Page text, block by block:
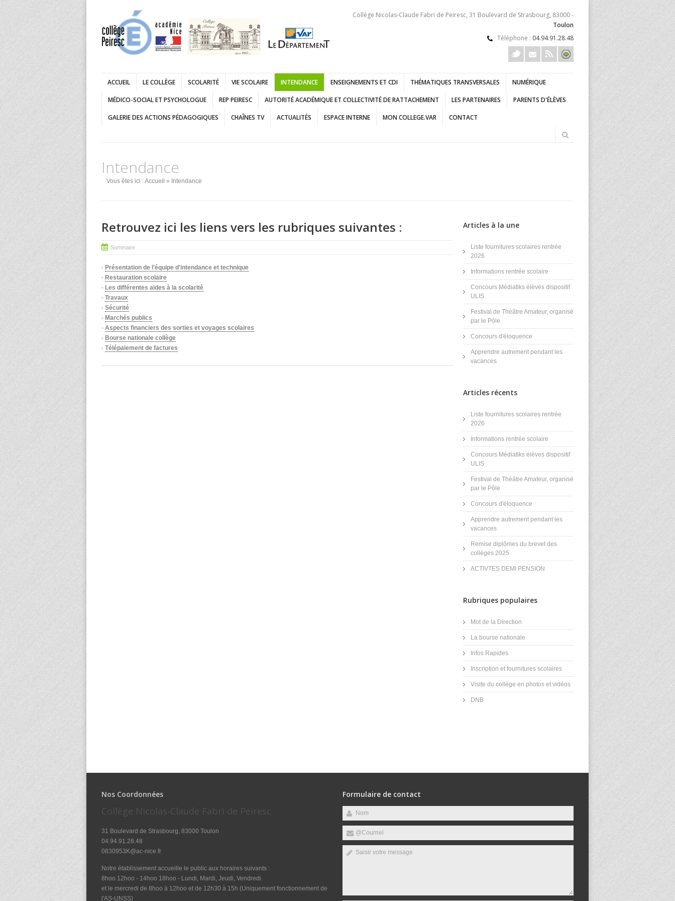
Collège Nicolas-Claude Fabri de Peiresc, 31 Boulevard de Strasbourg, 83000 -
Toulon
Téléphone : 04.94.91.28.48
ACCUEIL LE COLLÈGE SCOLARITÉ VIE SCOLAIRE INTENDANCE ENSEIGNEMENTS ET CDI THÉMATIQUES TRANSVERSALES NUMÉRIQUE
MÉDICO-SOCIAL ET PSYCHOLOGUE REP PEIRESC AUTORITÉ ACADÉMIQUE ET COLLECTIVITÉ DE RATTACHEMENT LES PARTENAIRES PARENTS D'ÉLÈVES
GALERIE DES ACTIONS PÉDAGOGIQUES CHAÎNES TV ACTUALITÉS ESPACE INTERNE MON COLLEGE.VAR CONTACT
Intendance
Vous êtes ici :Accueil » Intendance
Retrouvez ici les liens vers les rubriques suivantes :
Sommaire
- Présentation de l'équipe d'intendance et technique
- Restauration scolaire
- Les différentes aides à la scolarité
- Travaux
- Sécurité
- Marchés publics
- Aspects financiers des sorties et voyages scolaires
- Bourse nationale collège
- Télépaiement de factures
Articles à la une
Liste fournitures scolaires rentrée
2026
Informations rentrée scolaire
Concours Médiatiks élèves dispositif
ULIS
Festival de Théâtre Amateur, organisé
par le Pôle
Concours d'éloquence
Apprendre autrement pendant les
vacances
Articles récents
Liste fournitures scolaires rentrée
2026
Informations rentrée scolaire
Concours Médiatiks élèves dispositif
ULIS
Festival de Théâtre Amateur, organisé
par le Pôle
Concours d'éloquence
Apprendre autrement pendant les
vacances
Remise diplômes du brevet des
collèges 2025
ACTIVTES DEMI PENSION
Rubriques populaires
Mot de la Direction
La bourse nationale
Infos Rapides
Inscription et fournitures scolaires
Visite du collège en photos et vidéos
DNB
Nos Coordonnées
Collège Nicolas-Claude Fabri de Peiresc
31 Boulevard de Strasbourg, 83000 Toulon
04.94.91.28.48
0830953K@ac-nice.fr
Notre établissement accueille le public aux horaires suivants :
8hoo 12hoo - 14hoo 18hoo - Lundi, Mardi, Jeudi, Vendredi
et le mercredi de 8hoo à 12hoo et de 12h30 à 15h (Uniquement fonctionnement de
l'AS-UNSS)
Formulaire de contact